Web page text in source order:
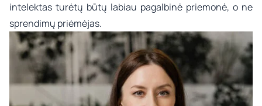
intelektas turėtų būtų labiau pagalbinė priemonė, o ne
sprendimų priėmėjas.